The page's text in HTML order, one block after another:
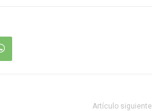
Artículo siguiente